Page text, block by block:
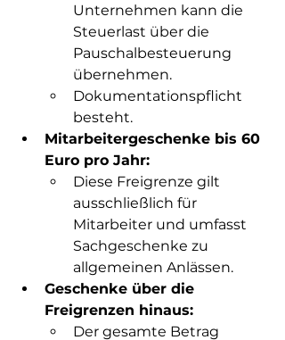
Unternehmen kann die
Steuerlast über die
Pauschalbesteuerung
übernehmen.
Dokumentationspflicht
besteht.
Mitarbeitergeschenke bis 60
Euro pro Jahr:
Diese Freigrenze gilt
ausschließlich für
Mitarbeiter und umfasst
Sachgeschenke zu
allgemeinen Anlässen.
Geschenke über die
Freigrenzen hinaus:
Der gesamte Betrag